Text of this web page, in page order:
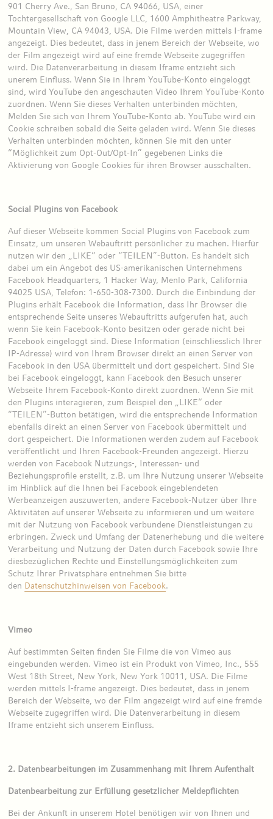
901 Cherry Ave., San Bruno, CA 94066, USA, einer
Tochtergesellschaft von Google LLC, 1600 Amphitheatre Parkway,
Mountain View, CA 94043, USA. Die Filme werden mittels I-frame
angezeigt. Dies bedeutet, dass in jenem Bereich der Webseite, wo
der Film angezeigt wird auf eine fremde Webseite zugegriffen
wird. Die Datenverarbeitung in diesem Iframe entzieht sich
unerem Einfluss. Wenn Sie in Ihrem YouTube-Konto eingeloggt
sind, wird YouTube den angeschauten Video Ihrem YouTube-Konto
zuordnen. Wenn Sie dieses Verhalten unterbinden möchten,
Melden Sie sich von Ihrem YouTube-Konto ab. YouTube wird ein
Cookie schreiben sobald die Seite geladen wird. Wenn Sie dieses
Verhalten unterbinden möchten, können Sie mit den unter
“Möglichkeit zum Opt-Out/Opt-In” gegebenen Links die
Aktivierung von Google Cookies für ihren Browser ausschalten.
Social Plugins von Facebook
Auf dieser Webseite kommen Social Plugins von Facebook zum
Einsatz, um unseren Webauftritt persönlicher zu machen. Hierfür
nutzen wir den „LIKE“ oder “TEILEN”-Button. Es handelt sich
dabei um ein Angebot des US-amerikanischen Unternehmens
Facebook Headquarters, 1 Hacker Way, Menlo Park, California
94025 USA, Telefon: 1-650-308-7300. Durch die Einbindung der
Plugins erhält Facebook die Information, dass Ihr Browser die
entsprechende Seite unseres Webauftritts aufgerufen hat, auch
wenn Sie kein Facebook-Konto besitzen oder gerade nicht bei
Facebook eingeloggt sind. Diese Information (einschliesslich Ihrer
IP-Adresse) wird von Ihrem Browser direkt an einen Server von
Facebook in den USA übermittelt und dort gespeichert. Sind Sie
bei Facebook eingeloggt, kann Facebook den Besuch unserer
Webseite Ihrem Facebook-Konto direkt zuordnen. Wenn Sie mit
den Plugins interagieren, zum Beispiel den „LIKE“ oder
“TEILEN”-Button betätigen, wird die entsprechende Information
ebenfalls direkt an einen Server von Facebook übermittelt und
dort gespeichert. Die Informationen werden zudem auf Facebook
veröffentlicht und Ihren Facebook-Freunden angezeigt. Hierzu
werden von Facebook Nutzungs-, Interessen- und
Beziehungsprofile erstellt, z.B. um Ihre Nutzung unserer Webseite
im Hinblick auf die Ihnen bei Facebook eingeblendeten
Werbeanzeigen auszuwerten, andere Facebook-Nutzer über Ihre
Aktivitäten auf unserer Webseite zu informieren und um weitere
mit der Nutzung von Facebook verbundene Dienstleistungen zu
erbringen. Zweck und Umfang der Datenerhebung und die weitere
Verarbeitung und Nutzung der Daten durch Facebook sowie Ihre
diesbezüglichen Rechte und Einstellungsmöglichkeiten zum
Schutz Ihrer Privatsphäre entnehmen Sie bitte
den Datenschutzhinweisen von Facebook.
Vimeo
Auf bestimmten Seiten finden Sie Filme die von Vimeo aus
eingebunden werden. Vimeo ist ein Produkt von Vimeo, Inc., 555
West 18th Street, New York, New York 10011, USA. Die Filme
werden mittels I-frame angezeigt. Dies bedeutet, dass in jenem
Bereich der Webseite, wo der Film angezeigt wird auf eine fremde
Webseite zugegriffen wird. Die Datenverarbeitung in diesem
Iframe entzieht sich unserem Einfluss.
2. Datenbearbeitungen im Zusammenhang mit Ihrem Aufenthalt
Datenbearbeitung zur Erfüllung gesetzlicher Meldepflichten
Bei der Ankunft in unserem Hotel benötigen wir von Ihnen und